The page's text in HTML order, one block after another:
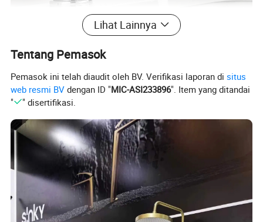
Lihat Lainnya
Tentang Pemasok
Pemasok ini telah diaudit oleh BV. Verifikasi laporan disitus
web resmi BV dengan ID "MIC-ASI233896". Item yang ditandai
"
" disertifikasi.